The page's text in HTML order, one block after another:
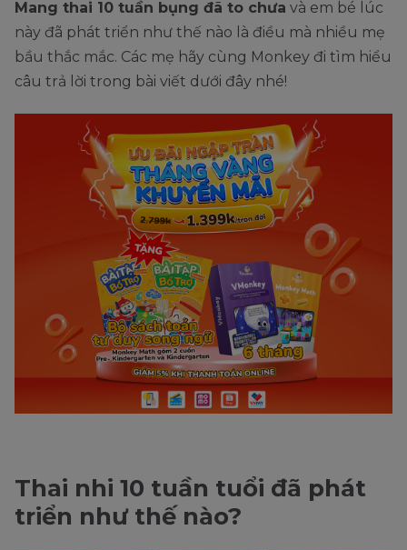
Mang thai 10 tuần bụng đã to chưa và em bé lúc
này đã phát triển như thế nào là điều mà nhiều mẹ
bầu thắc mắc. Các mẹ hãy cùng Monkey đi tìm hiểu
câu trả lời trong bài viết dưới đây nhé!
Thai nhi 10 tuần tuổi đã phát
triển như thế nào?